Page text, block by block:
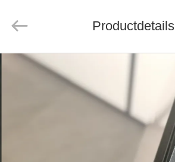
HUIS
PRODUCTEN
Co.,
Reserved.
Productdetails